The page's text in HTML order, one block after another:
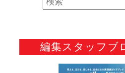
編集スタッフブ